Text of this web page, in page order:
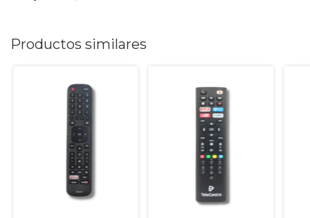
Productos similares